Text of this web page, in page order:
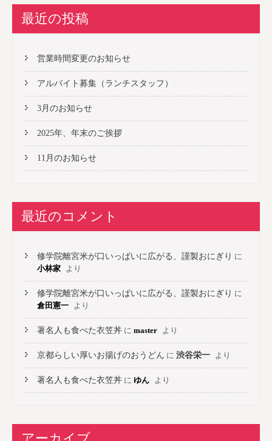
最近の投稿
営業時間変更のお知らせ
アルバイト募集（ランチスタッフ）
3月のお知らせ
2025年、年末のご挨拶
11月のお知らせ
最近のコメント
修学院離宮米が口いっぱいに広がる、謹製おにぎり に
小林家
より
修学院離宮米が口いっぱいに広がる、謹製おにぎり に
倉田憲一
より
著名人も食べた衣笠丼 に master より
京都らしい厚いお揚げのおうどん に 渋谷栄一 より
著名人も食べた衣笠丼 に ゆん より